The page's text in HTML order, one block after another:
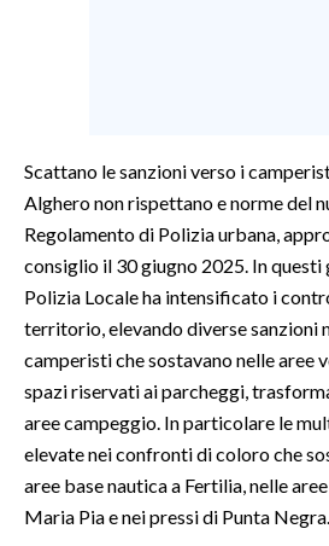
SPETTACOLI
GOSSIP
SALUTE
SARDEGNA TURISMO
SARDI NEL MONDO
NOTIZIE
Scattano le sanzioni verso i
Alghero non rispettano e norme del
Regolamento di Polizia urbana,
consiglio il 30 giugno 2025. In questi
Polizia Locale ha intensificato i
territorio, elevando diverse sanzioni
camperisti che sostavano nelle aree
spazi riservati ai parcheggi,
aree campeggio. In particolare le
elevate nei confronti di coloro che
aree base nautica a Fertilia, nelle
Maria Pia e nei pressi di Punta Negra.